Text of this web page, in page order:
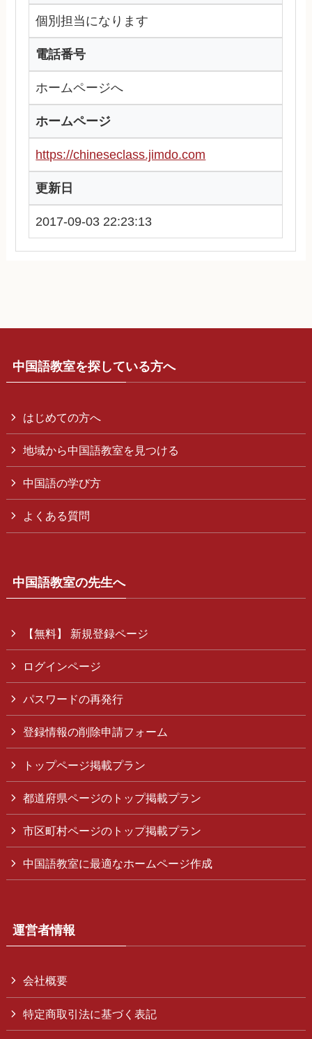
個別担当になります
電話番号
ホームページへ
ホームページ
https://chineseclass.jimdo.com
更新日
2017-09-03 22:23:13
中国語教室を探している方へ
はじめての方へ
地域から中国語教室を見つける
中国語の学び方
よくある質問
中国語教室の先生へ
【無料】 新規登録ページ
ログインページ
パスワードの再発行
登録情報の削除申請フォーム
トップページ掲載プラン
都道府県ページのトップ掲載プラン
市区町村ページのトップ掲載プラン
中国語教室に最適なホームページ作成
運営者情報
会社概要
特定商取引法に基づく表記